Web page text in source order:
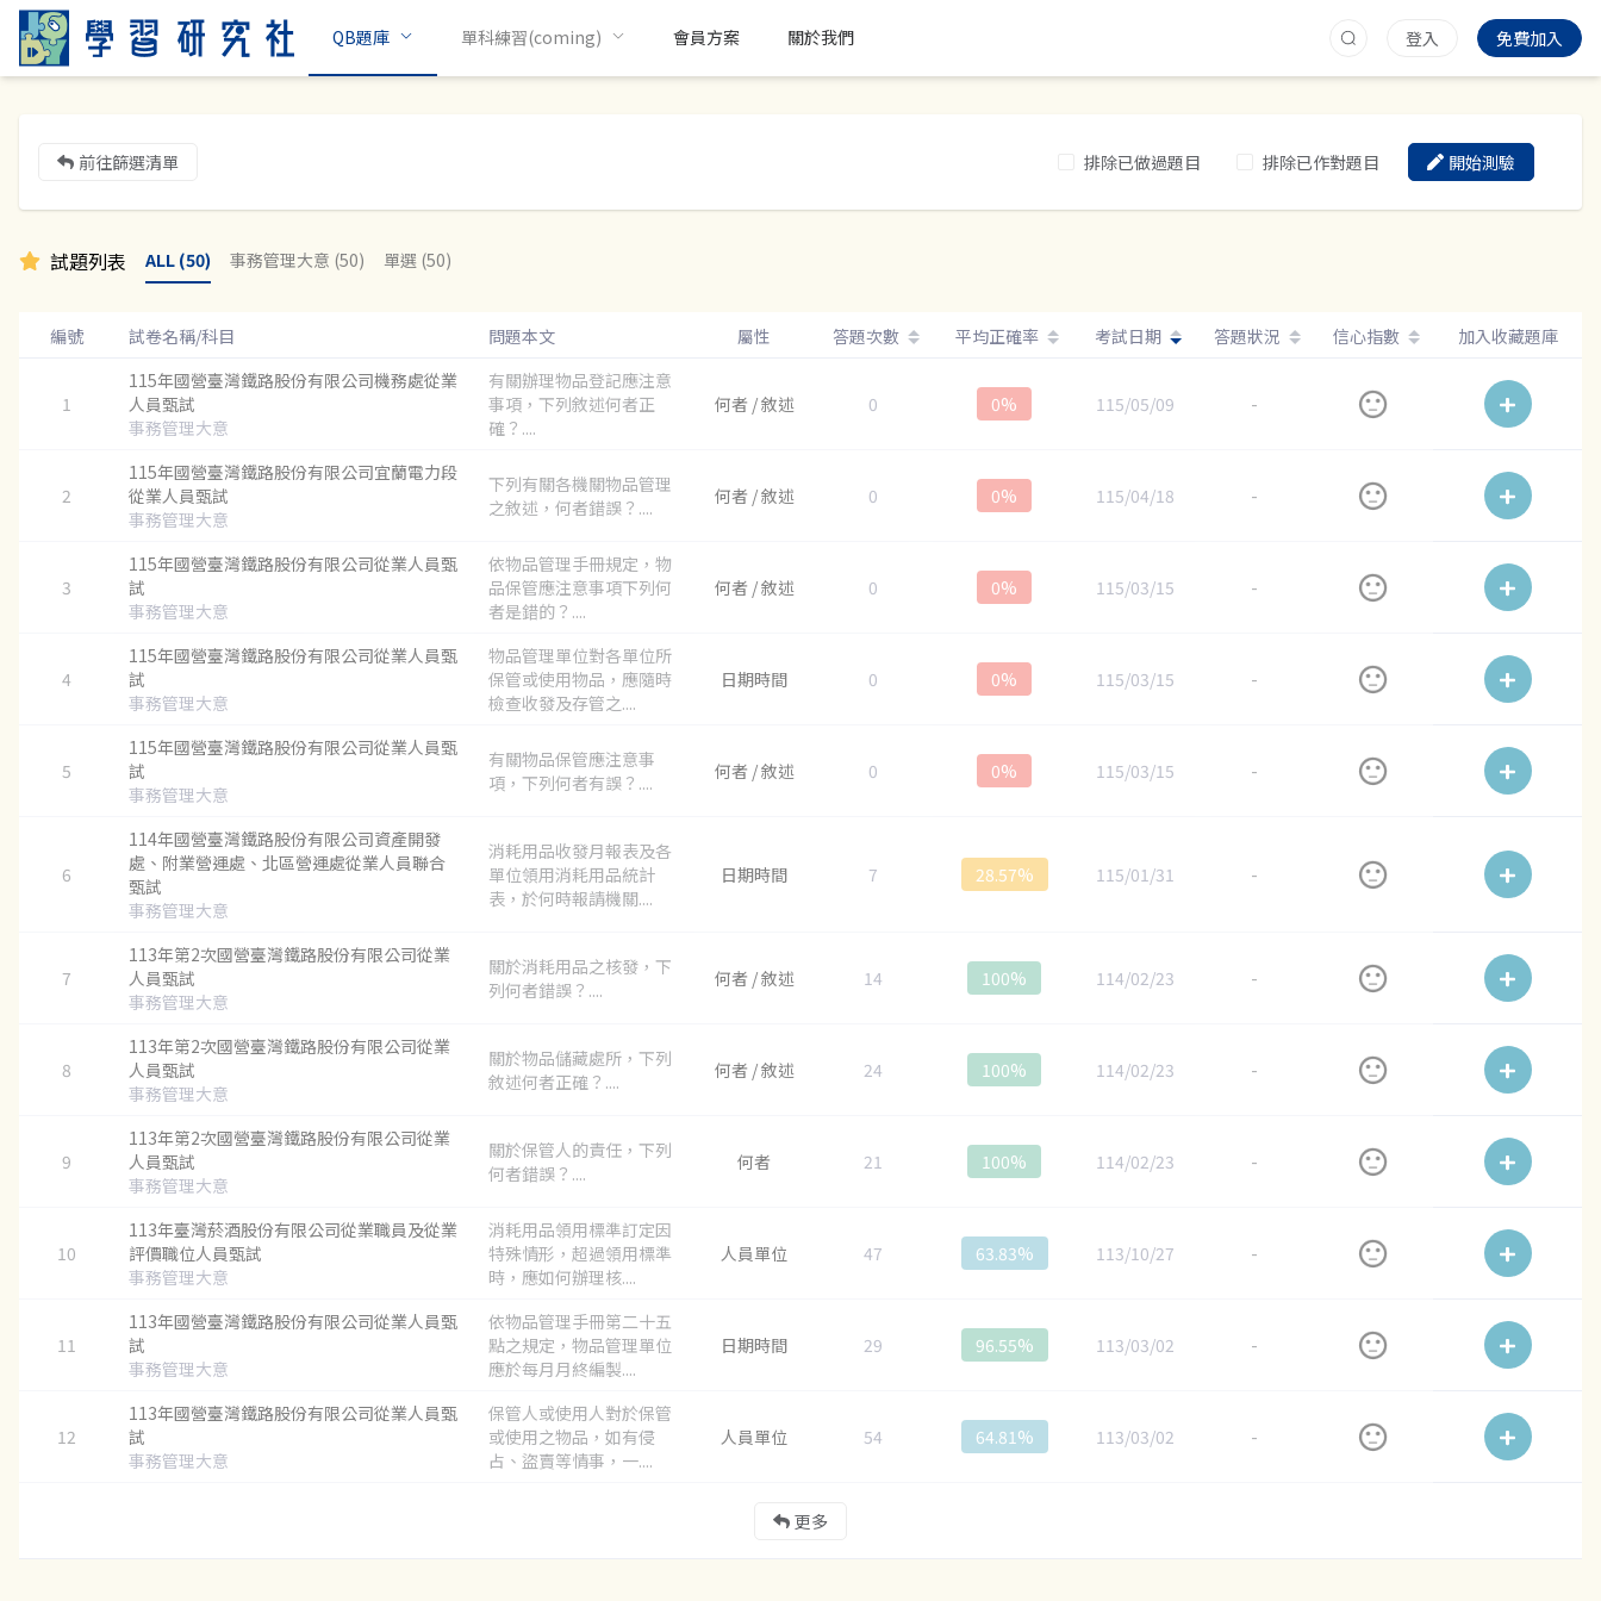
QB題庫 單科練習(coming) 會員方案 關於我們 登入 免費加入
前往篩選清單 排除已做過題目 排除已作對題目 開始測驗
試題列表 ALL (50) 事務管理大意 (50) 單選 (50)
編號 試卷名稱/科目 問題本文 屬性 答題次數 平均正確率 考試日期 答題狀況 信心指數 加入收藏題庫
1
115年國營臺灣鐵路股份有限公司機務處從業
人員甄試
事務管理大意
有關辦理物品登記應注意
事項，下列敘述何者正
確？....
何者 / 敘述 0 0% 115/05/09 -
2
115年國營臺灣鐵路股份有限公司宜蘭電力段
從業人員甄試
事務管理大意
下列有關各機關物品管理
之敘述，何者錯誤？....
何者 / 敘述 0 0% 115/04/18 -
3
115年國營臺灣鐵路股份有限公司從業人員甄
試
事務管理大意
依物品管理手冊規定，物
品保管應注意事項下列何
者是錯的？....
何者 / 敘述 0 0% 115/03/15 -
4
115年國營臺灣鐵路股份有限公司從業人員甄
試
事務管理大意
物品管理單位對各單位所
保管或使用物品，應隨時
檢查收發及存管之....
日期時間 0 0% 115/03/15 -
5
115年國營臺灣鐵路股份有限公司從業人員甄
試
事務管理大意
有關物品保管應注意事
項，下列何者有誤？....
何者 / 敘述 0 0% 115/03/15 -
6
114年國營臺灣鐵路股份有限公司資產開發
處、附業營運處、北區營運處從業人員聯合
甄試
事務管理大意
消耗用品收發月報表及各
單位領用消耗用品統計
表，於何時報請機關....
日期時間 7 28.57% 115/01/31 -
7
113年第2次國營臺灣鐵路股份有限公司從業
人員甄試
事務管理大意
關於消耗用品之核發，下
列何者錯誤？....
何者 / 敘述 14 100% 114/02/23 -
8
113年第2次國營臺灣鐵路股份有限公司從業
人員甄試
事務管理大意
關於物品儲藏處所，下列
敘述何者正確？....
何者 / 敘述 24 100% 114/02/23 -
9
113年第2次國營臺灣鐵路股份有限公司從業
人員甄試
事務管理大意
關於保管人的責任，下列
何者錯誤？....
何者 21 100% 114/02/23 -
10
113年臺灣菸酒股份有限公司從業職員及從業
評價職位人員甄試
事務管理大意
消耗用品領用標準訂定因
特殊情形，超過領用標準
時，應如何辦理核....
人員單位 47 63.83% 113/10/27 -
11
113年國營臺灣鐵路股份有限公司從業人員甄
試
事務管理大意
依物品管理手冊第二十五
點之規定，物品管理單位
應於每月月終編製....
日期時間 29 96.55% 113/03/02 -
12
113年國營臺灣鐵路股份有限公司從業人員甄
試
事務管理大意
保管人或使用人對於保管
或使用之物品，如有侵
占、盜賣等情事，一....
人員單位 54 64.81% 113/03/02 -
更多